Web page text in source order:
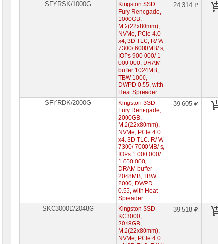
диски
SFYRSK/1000G
Kingston SSD
Fury Renegade,
1000GB,
M.2(22x80mm),
NVMe, PCIe 4.0
x4, 3D TLC, R/ W
7300/ 6000MB/ s,
IOPs 900 000/ 1
000 000, DRAM
buffer 1024MB,
TBW 1000,
DWPD 0.55, with
Heat Spreader
24 314 ₽
SFYRDK/2000G
Kingston SSD
Fury Renegade,
2000GB,
M.2(22x80mm),
NVMe, PCIe 4.0
x4, 3D TLC, R/ W
7300/ 7000MB/ s,
IOPs 1 000 000/
1 000 000,
DRAM buffer
2048MB, TBW
2000, DWPD
0.55, with Heat
Spreader
39 605 ₽
SKC3000D/2048G
Kingston SSD
KC3000,
2048GB,
M.2(22x80mm),
NVMe, PCIe 4.0
39 518 ₽